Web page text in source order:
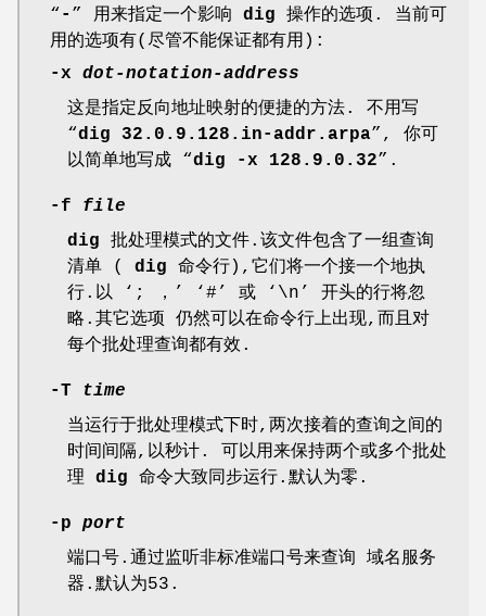
“ - ” 用来指定一个影响 dig 操作的选项. 当前可
用的选项有(尽管不能保证都有用):
-x
dot-notation-address
这是指定反向地址映射的便捷的方法. 不用写
“dig 32.0.9.128.in-addr.arpa”, 你可
以简单地写成 “dig -x 128.9.0.32”.
-f
file
dig 批处理模式的文件.该文件包含了一组查询
清单 ( dig 命令行),它们将一个接一个地执
行.以 ‘; ，’ ‘#’ 或 ‘\n’ 开头的行将忽
略.其它选项 仍然可以在命令行上出现,而且对
每个批处理查询都有效.
-T
time
当运行于批处理模式下时,两次接着的查询之间的
时间间隔,以秒计. 可以用来保持两个或多个批处
理 dig 命令大致同步运行.默认为零.
-p
port
端口号.通过监听非标准端口号来查询 域名服务
器.默认为53.